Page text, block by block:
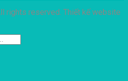
rights reserved. Thiết kế website